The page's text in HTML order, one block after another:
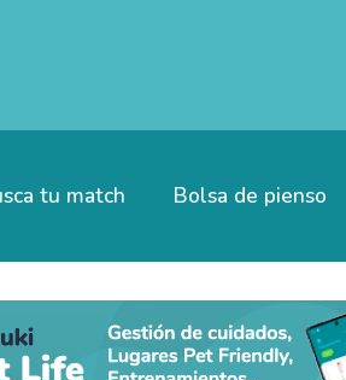
tu match Bolsa de pienso